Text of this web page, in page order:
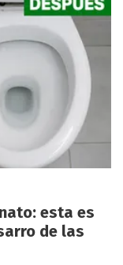
esta es
de las